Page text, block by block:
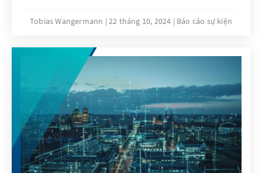
realitätsnahes digitales Abbild eines
Auswertungen, Simulationen und
Entscheidungsprozesse verfügbar machen.
Sie können Verwaltung, Wirtschaft und
Stadtgesellschaft dabei unterstützen, reale
Herausforderungen einer Stadt besser zu
managen. Ein neuer (nationaler) Standard für
Urbane Digitale Zwillinge bietet den Städten
und Kommunen Orientierung für die
Umsetzung.
Tobias Wangermann 22 tháng 10, 2024 Báo cáo sự kiện